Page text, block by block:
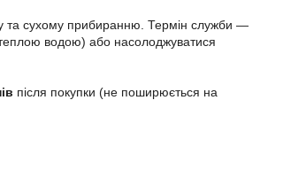
та сухому прибиранню. Термін служби ―
водою) або насолоджуватися
після покупки (не поширюється на